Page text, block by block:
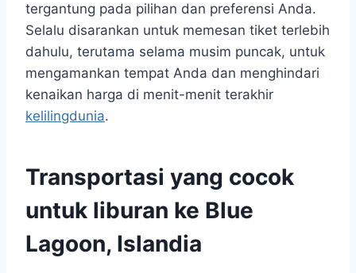
tergantung pada pilihan dan preferensi Anda.
Selalu disarankan untuk memesan tiket terlebih
dahulu, terutama selama musim puncak, untuk
mengamankan tempat Anda dan menghindari
kenaikan harga di menit-menit terakhir
kelilingdunia.
Transportasi yang cocok
untuk liburan ke Blue
Lagoon, Islandia